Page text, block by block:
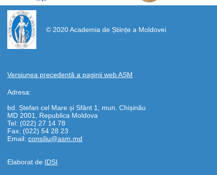
© 2020 Academia de Științe a Moldovei
Versiunea precedentă a paginii web AȘM
Adresa:
bd. Ștefan cel Mare și Sfânt 1, mun. Chișinău
MD 2001, Republica Moldova
Tel: (022) 27 14 78
Fax: (022) 54 28 23
Email: consiliu@asm.md
Elaborat de IDSI
https://propletenie.ru/